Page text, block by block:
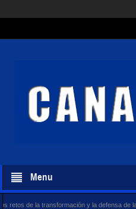
Menu
y la defensa de la soberanía